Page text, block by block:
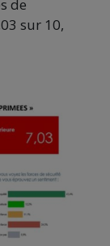
de
sur 10,